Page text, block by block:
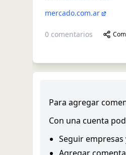
mercado.com.ar
0 comentarios
Para agregar
Con una cuenta
Seguir